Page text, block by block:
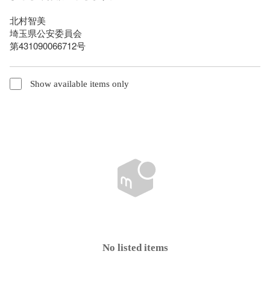
北村智美
埼玉県公安委員会
第431090066712号
Show available items only
No listed items